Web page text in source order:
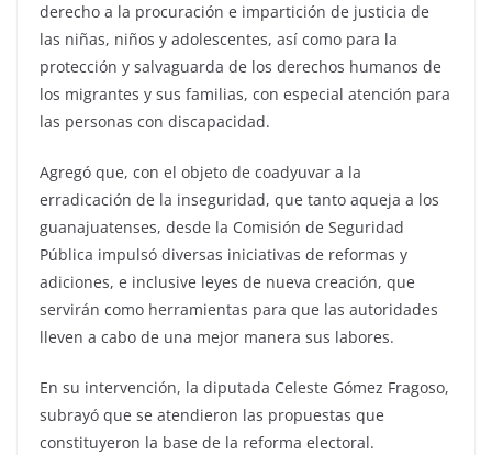
derecho a la procuración e impartición de justicia de
las niñas, niños y adolescentes, así como para la
protección y salvaguarda de los derechos humanos de
los migrantes y sus familias, con especial atención para
las personas con discapacidad.
Agregó que, con el objeto de coadyuvar a la
erradicación de la inseguridad, que tanto aqueja a los
guanajuatenses, desde la Comisión de Seguridad
Pública impulsó diversas iniciativas de reformas y
adiciones, e inclusive leyes de nueva creación, que
servirán como herramientas para que las autoridades
lleven a cabo de una mejor manera sus labores.
En su intervención, la diputada Celeste Gómez Fragoso,
subrayó que se atendieron las propuestas que
constituyeron la base de la reforma electoral.